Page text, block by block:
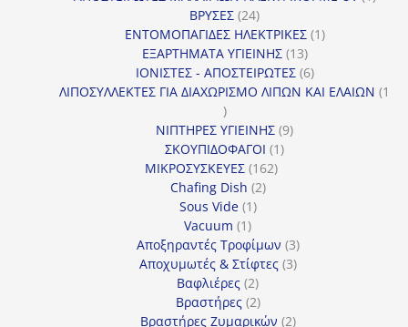
ΒΡΥΣΕΣ 2424
προϊόντα
ΕΝΤΟΜΟΠΑΓΙΔΕΣ ΗΛΕΚΤΡΙΚΕΣ 11
ΕΞΑΡΤΗΜΑΤΑ ΥΓΙΕΙΝΗΣ 1313
προϊόντα
ΙΟΝΙΣΤΕΣ - ΑΠΟΣΤΕΙΡΩΤΕΣ 66
προϊόντα
ΛΙΠΟΣΥΛΛΕΚΤΕΣ ΓΙΑ ΔΙΑΧΩΡΙΣΜΟ ΛΙΠΩΝ ΚΑΙ ΕΛΑΙΩΝ 1
1
προϊόν
ΝΙΠΤΗΡΕΣ ΥΓΙΕΙΝΗΣ 99
ΣΚΟΥΠΙΔΟΦΑΓΟΙ 11
ΜΙΚΡΟΣΥΣΚΕΥΕΣ 162162
Chafing Dish 22
Sous Vide 11
Vacuum 11
προϊόν
Αποξηραντές Τροφίμων 33
προϊόντα
Αποχυμωτές & Στίφτες 33
Βαφλιέρες 22
προϊόντα
Βραστήρες 22
προϊόντα
Βραστήρες Ζυμαρικών 22